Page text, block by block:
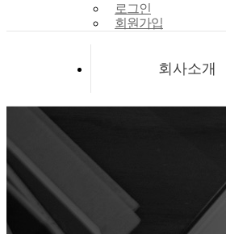
로그인
회원가입
회사소개